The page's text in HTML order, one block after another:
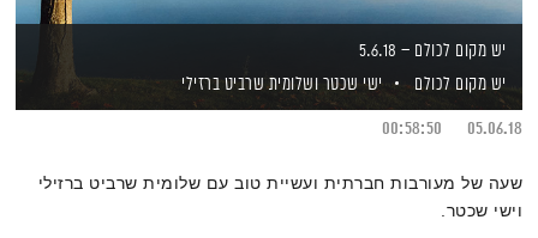
יש מקום לכולם – 5.6.18
יש מקום לכולם
ישי שכטר ושלומית שרביט ברזילי
05.06.18
00:58:50
שעה של מעורבות חברתית ועשיית טוב עם שלומית שרביט ברזילי
וישי שכטר.